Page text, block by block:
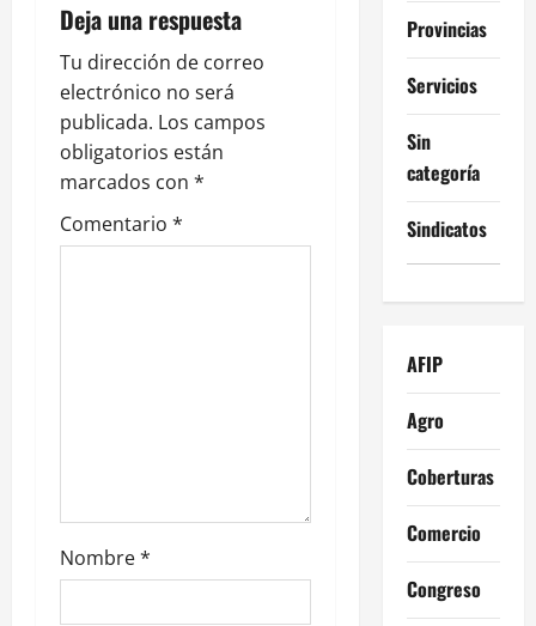
ó
n
d
e
e
a
s
Deja una respuesta
Tu dirección de correo
electrónico no será
publicada. Los campos
obligatorios están
marcados con *
Comentario *
Nombre*
Provincias
Servicios
Sin
categoría
Sindicatos
AFIP
Agro
Coberturas
Comercio
Congreso